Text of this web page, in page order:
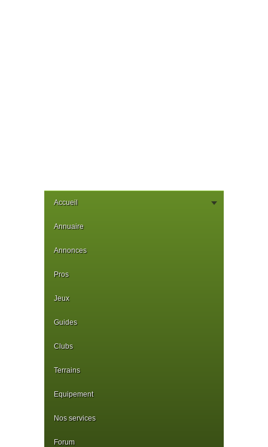
Accueil
Annuaire
Annonces
Pros
Jeux
Guides
Clubs
Terrains
Equipement
Nos services
Forum